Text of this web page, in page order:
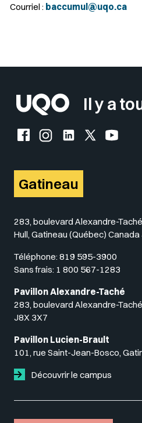
Courriel : baccumul@uqo.ca
Il y a
Facebook de l'UQO
Instagram de l'UQO
LinkedIn de l'UQO
X (Twitter)
Gatineau
283, boulevard Alexandre-
Hull, Gatineau (Québec)
Téléphone: 819 595-3900
Sans frais: 1 800 567-1283
Pavillon Alexandre-Taché
283, boulevard Alexandre-
J8X 3X7
Pavillon Lucien-Brault
101, rue Saint-Jean-Bosco,
Découvrir le campus